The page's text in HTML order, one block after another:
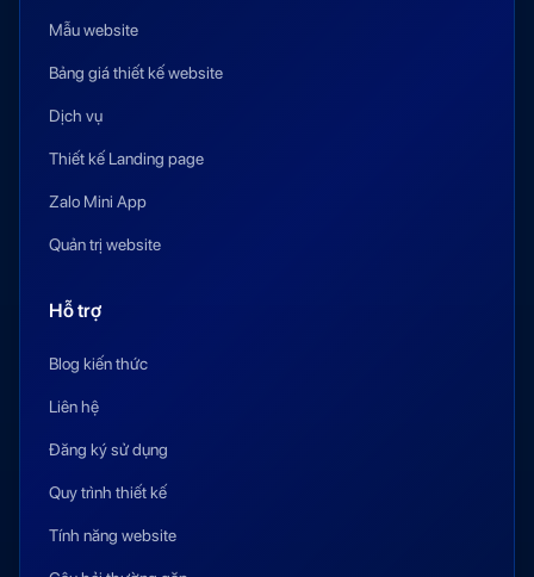
Mẫu website
Bảng giá thiết kế website
Dịch vụ
Thiết kế Landing page
Zalo Mini App
Quản trị website
Hỗ trợ
Blog kiến thức
Liên hệ
Đăng ký sử dụng
Quy trình thiết kế
Tính năng website